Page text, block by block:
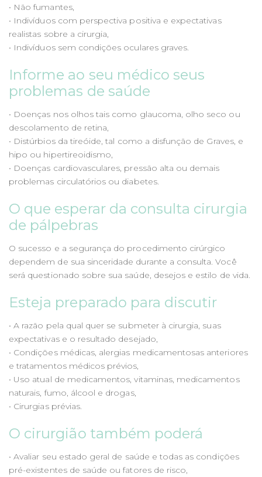
• Não fumantes,
• Indivíduos com perspectiva positiva e expectativas
realistas sobre a cirurgia,
• Indivíduos sem condições oculares graves.
Informe ao seu médico seus
problemas de saúde
• Doenças nos olhos tais como glaucoma, olho seco ou
descolamento de retina,
• Distúrbios da tireóide, tal como a disfunção de Graves, e
hipo ou hipertireoidismo,
• Doenças cardiovasculares, pressão alta ou demais
problemas circulatórios ou diabetes.
O que esperar da consulta cirurgia
de pálpebras
O sucesso e a segurança do procedimento cirúrgico
dependem de sua sinceridade durante a consulta. Você
será questionado sobre sua saúde, desejos e estilo de vida.
Esteja preparado para discutir
• A razão pela qual quer se submeter à cirurgia, suas
expectativas e o resultado desejado,
• Condições médicas, alergias medicamentosas anteriores
e tratamentos médicos prévios,
• Uso atual de medicamentos, vitaminas, medicamentos
naturais, fumo, álcool e drogas,
• Cirurgias prévias.
O cirurgião também poderá
• Avaliar seu estado geral de saúde e todas as condições
pré-existentes de saúde ou fatores de risco,